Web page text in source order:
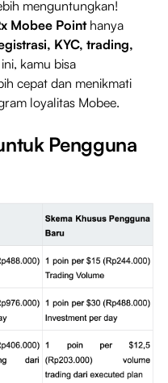
menguntungkan!
Mobee Pointhanya
KYC, trading,
kamu bisa
cepat dan menikmati
loyalitas Mobee.
Pengguna